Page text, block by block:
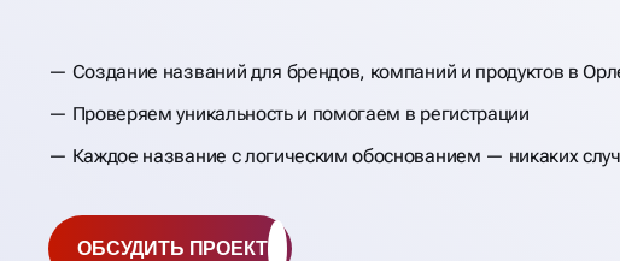
Создание названий для брендов, компаний и продуктов в
Проверяем уникальность и помогаем в регистрации
Каждое название с логическим обоснованием — никаких
ОБСУДИТЬ ПРОЕКТ